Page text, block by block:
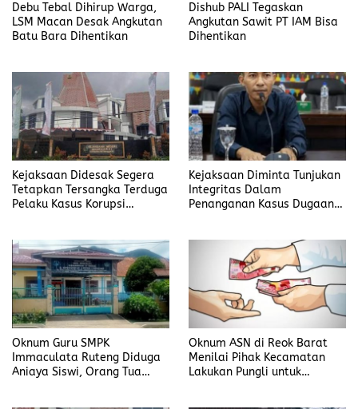
Debu Tebal Dihirup Warga,
LSM Macan Desak Angkutan
Batu Bara Dihentikan
Dishub PALI Tegaskan
Angkutan Sawit PT IAM Bisa
Dihentikan
Kejaksaan Didesak Segera
Tetapkan Tersangka Terduga
Pelaku Kasus Korupsi
Kejaksaan Diminta Tunjukan
Integritas Dalam
Penanganan Kasus Dugaan
Oknum Guru SMPK
Immaculata Ruteng Diduga
Aniaya Siswi, Orang Tua
Oknum ASN di Reok Barat
Menilai Pihak Kecamatan
Lakukan Pungli untuk